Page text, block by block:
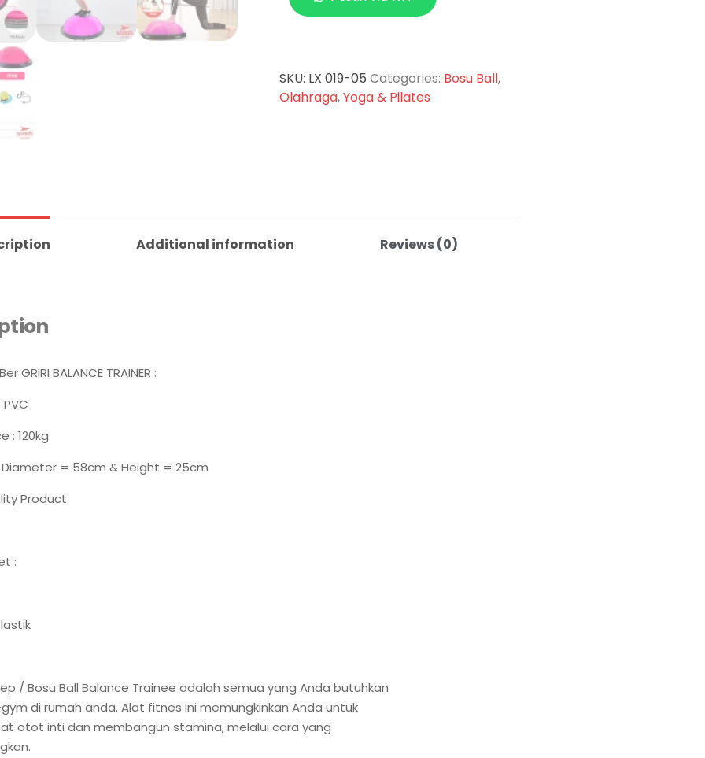
SKU: LX 019-05 Categories: Bosu Ball,
Olahraga,Yoga & Pilates
Additional information Reviews (0)
GRIRI BALANCE TRAINER :
: 120kg
= 58cm & Height = 25cm
Product
:
/ Bosu Ball Balance Trainee adalah semua yang Anda butuhkan
di rumah anda. Alat fitnes ini memungkinkan Anda untuk
otot inti dan membangun stamina, melalui cara yang